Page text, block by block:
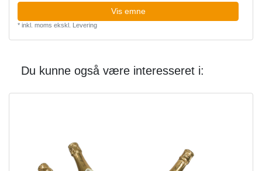
Vis emne
* inkl. moms ekskl. Levering
Du kunne også være interesseret i: